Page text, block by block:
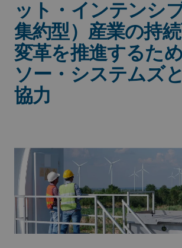
ット・インテンシ
集約型）産業の持
変革を推進するた
ソー・システムズ
協力